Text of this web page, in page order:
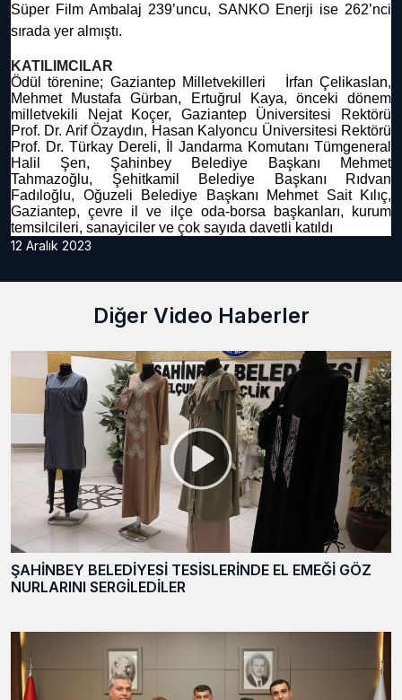
Süper Film Ambalaj 239’uncu, SANKO Enerji ise 262’nci
sırada yer almıştı.
KATILIMCILAR
Ödül törenine; Gaziantep Milletvekilleri İrfan Çelikaslan,
Mehmet Mustafa Gürban, Ertuğrul Kaya, önceki dönem
milletvekili Nejat Koçer, Gaziantep Üniversitesi Rektörü
Prof. Dr. Arif Özaydın, Hasan Kalyoncu Üniversitesi Rektörü
Prof. Dr. Türkay Dereli, İl Jandarma Komutanı Tümgeneral
Halil Şen, Şahinbey Belediye Başkanı Mehmet
Tahmazoğlu, Şehitkamil Belediye Başkanı Rıdvan
Fadıloğlu, Oğuzeli Belediye Başkanı Mehmet Sait Kılıç,
Gaziantep, çevre il ve ilçe oda-borsa başkanları, kurum
temsilcileri, sanayiciler ve çok sayıda davetli katıldı
12 Aralık 2023
Diğer Video Haberler
ŞAHİNBEY BELEDİYESİ TESİSLERİNDE EL EMEĞİ GÖZ
NURLARINI SERGİLEDİLER